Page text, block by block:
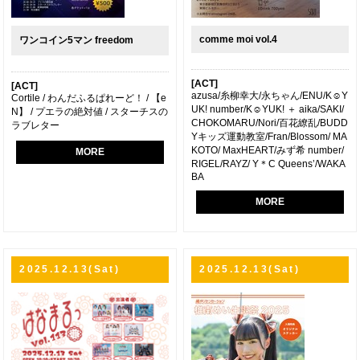
ワンコイン5マン freedom
[ACT]
Cortile / わんだふるぱれーど！ / 【e
N】 / プエラの絶対値 / スターチスの
ラブレター
MORE
comme moi vol.4
[ACT]
azusa/糸柳幸大/永ちゃん/ENU/K☺︎Y
UK! number/K☺︎YUK! ＋ aika/SAKI/
CHOKOMARU/Nori/百花繚乱/BUDD
Yキッズ運動教室/Fran/Blossom/ MA
KOTO/ MaxHEART/みず希 number/
RIGEL/RAYZ/ Y＊C Queens’/WAKA
BA
MORE
2025.12.13(Sat) 2025.12.13(Sat)